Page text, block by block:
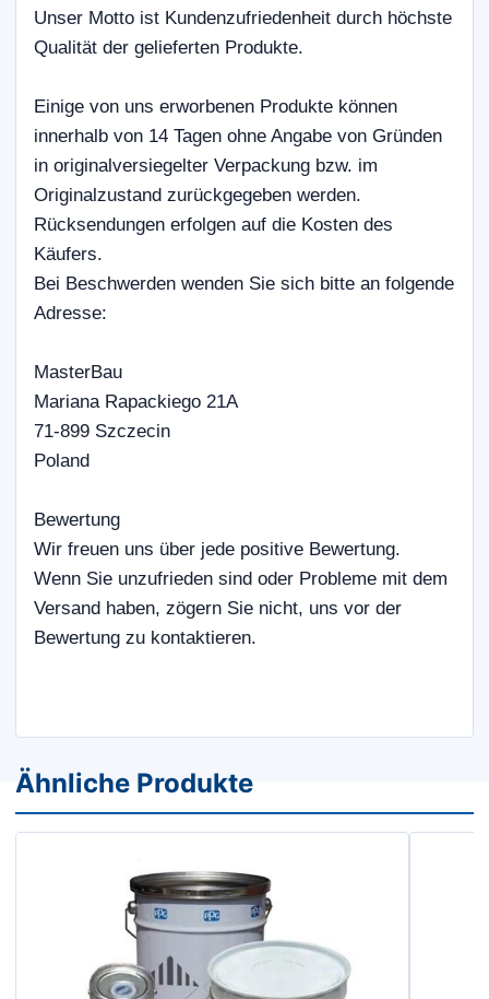
Unser Motto ist Kundenzufriedenheit durch höchste
Qualität der gelieferten Produkte.
Einige von uns erworbenen Produkte können
innerhalb von 14 Tagen ohne Angabe von Gründen
in originalversiegelter Verpackung bzw. im
Originalzustand zurückgegeben werden.
Rücksendungen erfolgen auf die Kosten des
Käufers.
Bei Beschwerden wenden Sie sich bitte an folgende
Adresse:
MasterBau
Mariana Rapackiego 21A
71-899 Szczecin
Poland
Bewertung
Wir freuen uns über jede positive Bewertung.
Wenn Sie unzufrieden sind oder Probleme mit dem
Versand haben, zögern Sie nicht, uns vor der
Bewertung zu kontaktieren.
Ähnliche Produkte